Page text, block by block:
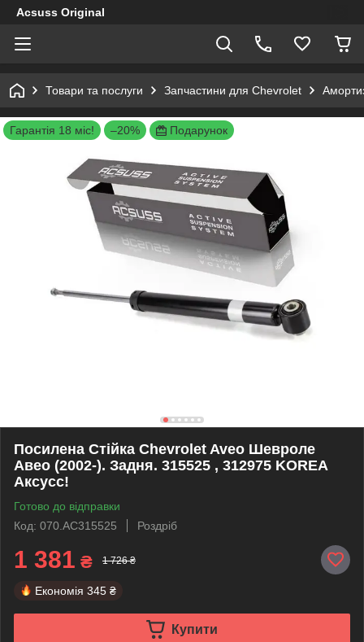
Acsuss Original
Товари та послуги Запчастини для Chevrolet
Гарантія 18 міс! –20% Подарунок
Посилена Стійка Chevrolet Aveo Шевроле
Авео (2002-). Задня. 315525 , 312975 KOREA
Аксусс!
Готово до відправки
Код: 070.AC315525
Роздріб
1 381 ₴ 1 726 ₴
Економія 345 ₴
Купити